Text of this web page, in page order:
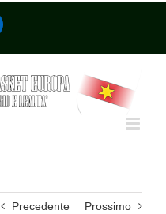
Precedente Prossimo